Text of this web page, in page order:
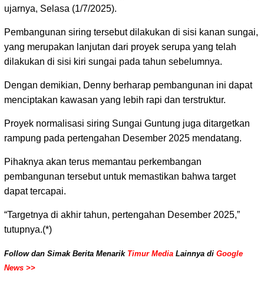
ujarnya, Selasa (1/7/2025).
Pembangunan siring tersebut dilakukan di sisi kanan sungai,
yang merupakan lanjutan dari proyek serupa yang telah
dilakukan di sisi kiri sungai pada tahun sebelumnya.
Dengan demikian, Denny berharap pembangunan ini dapat
menciptakan kawasan yang lebih rapi dan terstruktur.
Proyek normalisasi siring Sungai Guntung juga ditargetkan
rampung pada pertengahan Desember 2025 mendatang.
Pihaknya akan terus memantau perkembangan
pembangunan tersebut untuk memastikan bahwa target
dapat tercapai.
“Targetnya di akhir tahun, pertengahan Desember 2025,”
tutupnya.(*)
Follow dan Simak Berita Menarik Timur Media Lainnya di Google
News >>